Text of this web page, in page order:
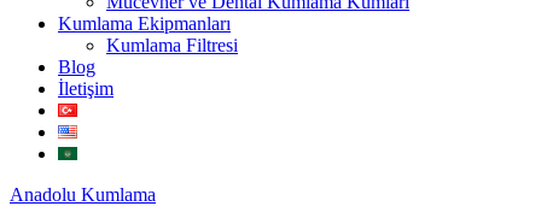
Kumlama Ekipmanları
Kumlama Filtresi
Blog
İletişim
Anadolu Kumlama